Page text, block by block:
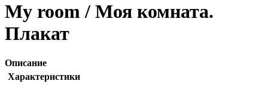
My room / Моя комната.
Плакат
Описание
Характеристики